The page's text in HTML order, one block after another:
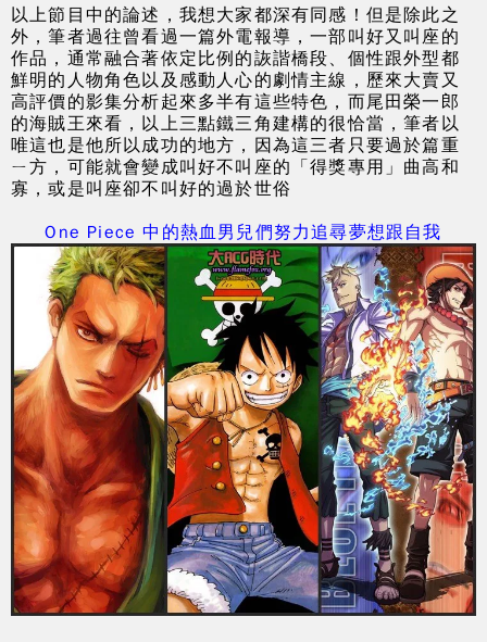
以上節目中的論述，我想大家都深有同感！但是除此之
外，筆者過往曾看過一篇外電報導，一部叫好又叫座的
作品，通常融合著依定比例的詼諧橋段、個性跟外型都
鮮明的人物角色以及感動人心的劇情主線，歷來大賣又
高評價的影集分析起來多半有這些特色，而尾田榮一郎
的海賊王來看，以上三點鐵三角建構的很恰當，筆者以
唯這也是他所以成功的地方，因為這三者只要過於篇重
ㄧ方，可能就會變成叫好不叫座的「得獎專用」曲高和
寡，或是叫座卻不叫好的過於世俗
One Piece 中的熱血男兒們努力追尋夢想跟自我